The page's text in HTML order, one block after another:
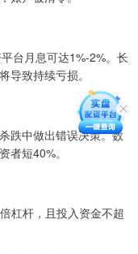
台月息可达1%-2%。长
导致持续亏损。
跌中做出错误决策。数
者短40%。
杠杆，且投入资金不超